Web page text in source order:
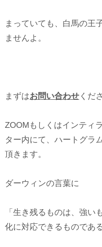
まっていても、白馬の王
ませんよ。
まずはお問い合わせ くだ
ZOOMもしくはインティ
ター内にて、ハートグラ
頂きます。
ダーウィンの言葉に
「生き残るものは、強い
化に対応できるものである